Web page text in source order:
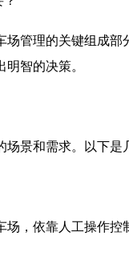
场管理的关键组成
智的决策。
景和需求。以下是
依靠人工操作控